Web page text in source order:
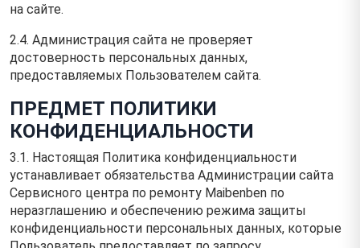
на сайте.
2.4. Администрация сайта не проверяет
достоверность персональных данных,
предоставляемых Пользователем сайта.
ПРЕДМЕТ ПОЛИТИКИ
КОНФИДЕНЦИАЛЬНОСТИ
3.1. Настоящая Политика конфиденциальности
устанавливает обязательства Администрации сайта
Сервисного центра по ремонту Maibenben по
неразглашению и обеспечению режима защиты
конфиденциальности персональных данных, которые